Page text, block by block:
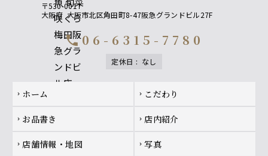
・ウーロン茶
・オレンジジュース
・アップルジュース
・緑茶
〒530-0017
大阪府 大阪市北区角田町8-47阪急グランドビル27F
call 06-6315-7780
定休日 : なし
Footer navigation
chevron_right ホーム chevron_right こだわり
chevron_right お品書き chevron_right 店内紹介
chevron_right 店舗情報・地図 chevron_right 写真